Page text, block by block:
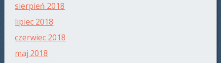
sierpień 2018
lipiec 2018
czerwiec 2018
maj 2018